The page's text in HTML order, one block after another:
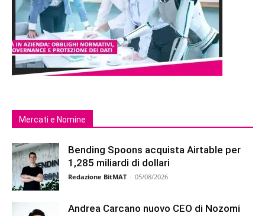
Mercati e Nomine
Bending Spoons acquista Airtable per
1,285 miliardi di dollari
Redazione BitMAT - 05/08/2026
Andrea Carcano nuovo CEO di Nozomi